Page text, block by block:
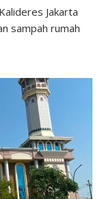
Jakarta
sampah rumah